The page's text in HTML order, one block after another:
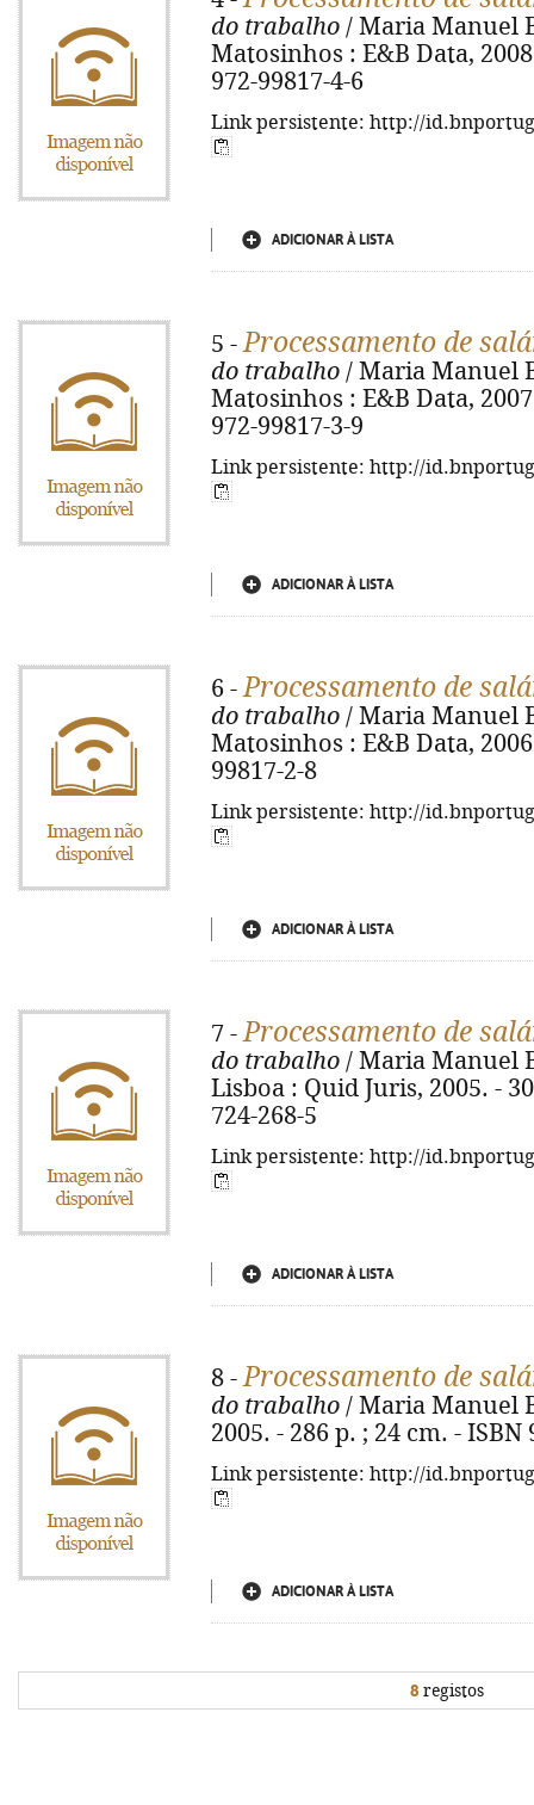
do trabalho / Maria Manuel
Matosinhos : E&B Data,
972-99817-4-6
Link persistente: http://
ADICIONAR À LISTA
5 -Processamento de
do trabalho / Maria Manuel
Matosinhos : E&B Data,
972-99817-3-9
Link persistente: http://
ADICIONAR À LISTA
6 -Processamento de
do trabalho / Maria Manuel
Matosinhos : E&B Data,
99817-2-8
Link persistente: http://
ADICIONAR À LISTA
7 -Processamento de
do trabalho / Maria Manuel
Lisboa : Quid Juris, 2005. -
724-268-5
Link persistente: http://
ADICIONAR À LISTA
8 -Processamento de
do trabalho / Maria Manuel
2005. - 286 p. ; 24 cm. - ISBN
Link persistente: http://
ADICIONAR À LISTA
8 registos